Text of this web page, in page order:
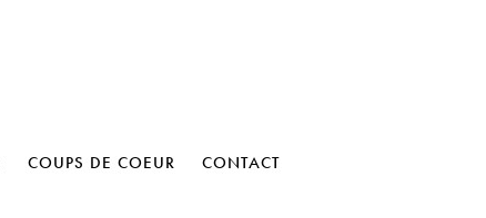
COUPS DE COEUR CONTACT